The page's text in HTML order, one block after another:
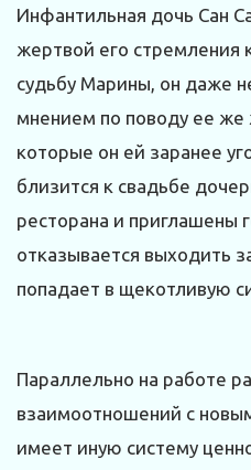
Инфантильная дочь Сан
жертвой его стремления
судьбу Марины, он даже
мнением по поводу ее же
которые он ей заранее
близится к свадьбе
ресторана и приглашены
отказывается выходить
попадает в щекотливую
Параллельно на работе
взаимоотношений с
имеет иную систему